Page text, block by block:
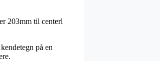
203mm til centerl
på en